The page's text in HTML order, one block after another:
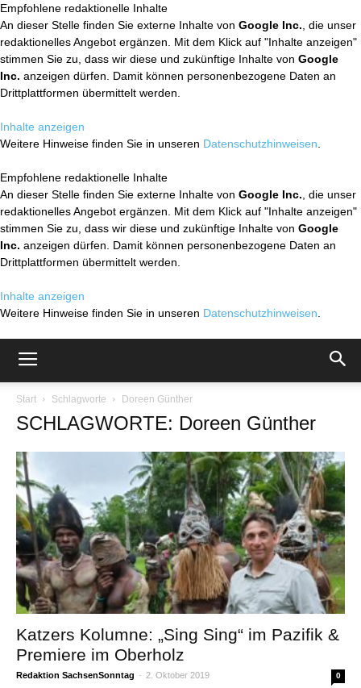
Empfohlene redaktionelle Inhalte
An dieser Stelle finden Sie externe Inhalte von Google Inc. , die unser
redaktionelles Angebot ergänzen. Mit dem Klick auf "Inhalte anzeigen"
stimmen Sie zu, dass wir diese und zukünftige Inhalte von Google
Inc. anzeigen dürfen. Damit können personenbezogene Daten an
Drittplattformen übermittelt werden.
Inhalte anzeigen
Weitere Hinweise finden Sie in unseren Datenschutzhinweisen
Empfohlene redaktionelle Inhalte
An dieser Stelle finden Sie externe Inhalte von Google Inc. , die unser
redaktionelles Angebot ergänzen. Mit dem Klick auf "Inhalte anzeigen"
stimmen Sie zu, dass wir diese und zukünftige Inhalte von Google
Inc. anzeigen dürfen. Damit können personenbezogene Daten an
Drittplattformen übermittelt werden.
Inhalte anzeigen
Weitere Hinweise finden Sie in unseren Datenschutzhinweisen
Start Schlagworte Doreen Günther
SCHLAGWORTE: Doreen Günther
Katzers Kolumne: „Sing Sing“ im Pazifik &
Premiere im Oberholz
Redaktion SachsenSonntag - 2. Oktober 2019 0